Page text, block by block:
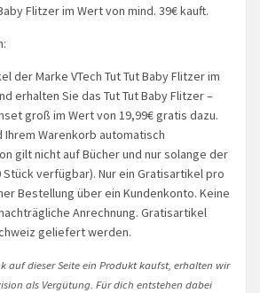
Flitzer im Wert von mind. 39€ kauft.
der Marke VTech Tut Tut Baby Flitzer im
erhalten Sie das Tut Tut Baby Flitzer –
groß im Wert von 19,99€ gratis dazu.
Warenkorb automatisch
gilt nicht auf Bücher und nur solange der
verfügbar). Nur ein Gratisartikel pro
Bestellung über ein Kundenkonto. Keine
Anrechnung. Gratisartikel
geliefert werden.
auf dieser Seite ein Produkt kaufst, erhalten wir
als Vergütung. Für dich entstehen dabei